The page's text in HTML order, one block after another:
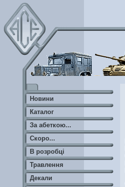
Новини
Каталог
За абеткою...
Скоро...
В розробці
Травлення
Декали